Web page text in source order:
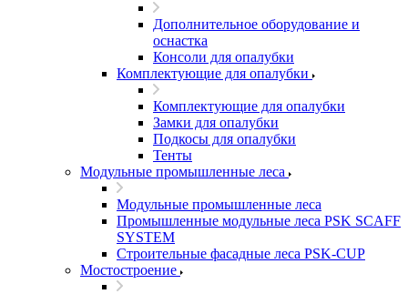
Дополнительное оборудование и
оснастка
Консоли для опалубки
Комплектующие для опалубки
Комплектующие для опалубки
Замки для опалубки
Подкосы для опалубки
Тенты
Модульные промышленные леса
Модульные промышленные леса
Промышленные модульные леса PSK SCAFF
SYSTEM
Строительные фасадные леса PSK-CUP
Мостостроение